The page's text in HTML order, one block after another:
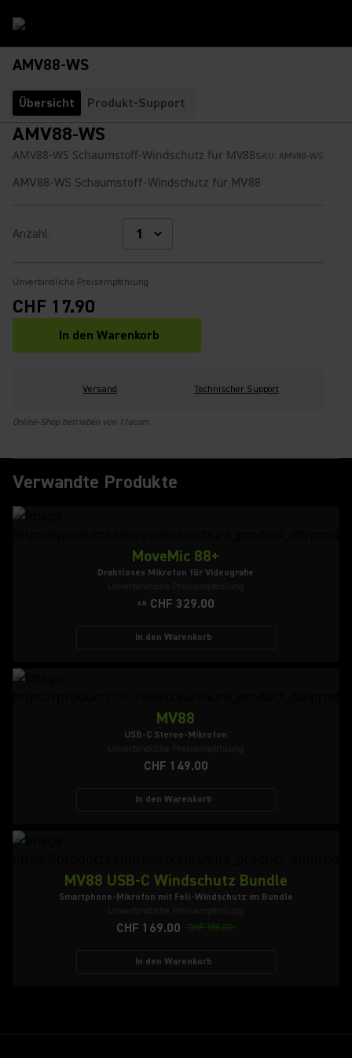
AMV88-WS
Übersicht Produkt-Support
AMV88-WS
AMV88-WS Schaumstoff-Windschutz für MV88SKU: AMV88-WS
AMV88-WS Schaumstoff-Windschutz für MV88
Anzahl:
Unverbindliche Preisempfehlung
CHF 17.90
In den Warenkorb
Versand Technischer Support
Online-Shop betrieben von 11ecom
Verwandte Produkte
MoveMic 88+
Drahtloses Mikrofon für Videografie
AB CHF 329.00
In den Warenkorb
MV88
USB-C Stereo-Mikrofon
CHF 149.00
In den Warenkorb
MV88 USB-C Windschutz Bundle
Smartphone-Mikrofon mit Fell-Windschutz im Bundle
CHF 169.00 CHF 188.00
In den Warenkorb